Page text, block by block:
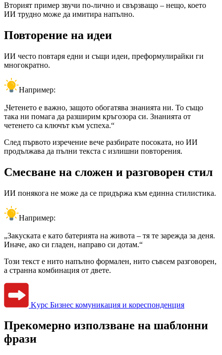
Вторият пример звучи по-лично и свързващо – нещо, което
ИИ трудно може да имитира напълно.
Повторение на идеи
ИИ често повтаря едни и същи идеи, преформулирайки ги
многократно.
Например:
„Четенето е важно, защото обогатява знанията ни. То също
така ни помага да разширим кръгозора си. Знанията от
четенето са ключът към успеха.“
След първото изречение вече разбирате посоката, но ИИ
продължава да пълни текста с излишни повторения.
Смесване на сложен и разговорен стил
ИИ понякога не може да се придържа към единна стилистика.
Например:
„Закуската е като батерията на живота – тя те зарежда за деня.
Иначе, ако си гладен, направо си дотам.“
Този текст е нито напълно формален, нито съвсем разговорен,
а странна комбинация от двете.
Kурс Бизнес комуникация и кореспонденция
Прекомерно използване на шаблонни
фрази